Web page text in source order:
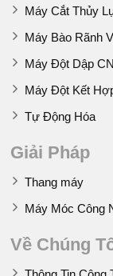
Máy Cắt Thủy
Máy Bào Rãnh
Máy Đột Dập
Máy Đột Kết
Tự Động Hóa
Giải Pháp
Thang máy
Máy Móc Công
Về Chúng